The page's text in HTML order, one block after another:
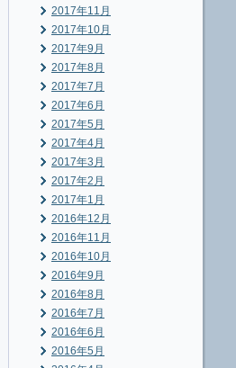
2017年11月
2017年10月
2017年9月
2017年8月
2017年7月
2017年6月
2017年5月
2017年4月
2017年3月
2017年2月
2017年1月
2016年12月
2016年11月
2016年10月
2016年9月
2016年8月
2016年7月
2016年6月
2016年5月